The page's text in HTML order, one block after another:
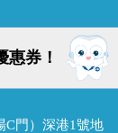
業廣場地鋪033
業廣場地鋪032
C門）深港1號地
惠券！